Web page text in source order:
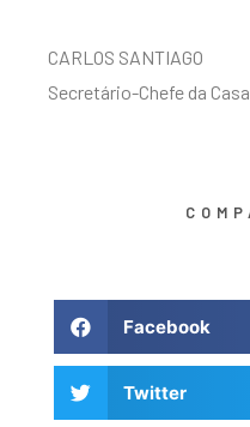
CARLOS SANTIAGO
Secretário-Chefe da
Facebook
Twitter